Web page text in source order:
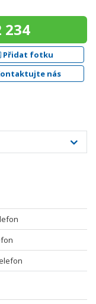
234
Přidat fotku
nás